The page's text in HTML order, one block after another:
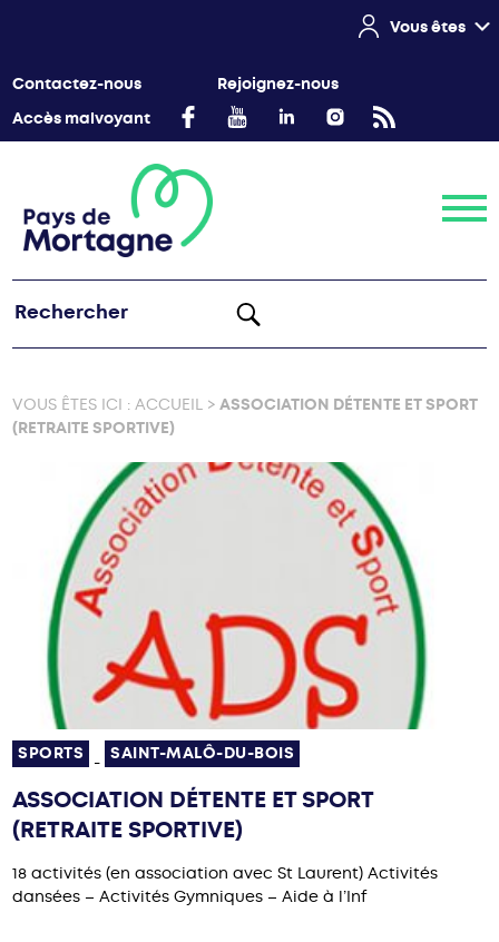
Vous êtes
Contactez-nous
Rejoignez-nous
Accès malvoyant
Menu
VOUS ÊTES ICI :ACCUEIL >ASSOCIATION DÉTENTE ET SPORT
(RETRAITE SPORTIVE)
SPORTS - SAINT-MALÔ-DU-BOIS
ASSOCIATION DÉTENTE ET SPORT
(RETRAITE SPORTIVE)
18 activités (en association avec St Laurent) Activités
dansées – Activités Gymniques – Aide à l’Inf